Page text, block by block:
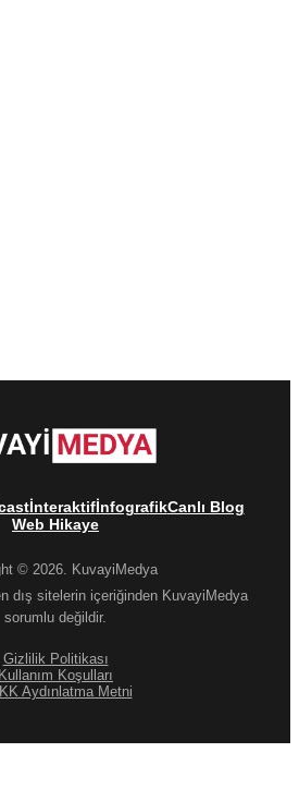
İnteraktifİnfografikCanlı Blog
Web Hikaye
© 2026. KuvayiMedya
dış sitelerin içeriğinden KuvayiMedya
sorumlu değildir.
Gizlilik Politikası
Kullanım Koşulları
Aydınlatma Metni